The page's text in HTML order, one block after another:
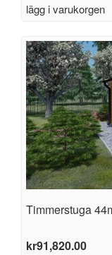
lägg i varukorgen
Timmerstuga
kr91,820.00